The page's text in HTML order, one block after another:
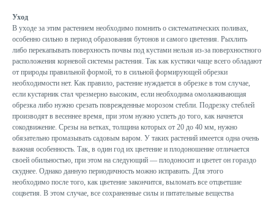
Уход
В уходе за этим растением необходимо помнить о систематических поливах,
особенно сильно в период образования бутонов и самого цветения. Рыхлить
либо перекапывать поверхность почвы под кустами нельзя из-за поверхностного
расположения корневой системы растения. Так как кустики чаще всего обладают
от природы правильной формой, то в сильной формирующей обрезки
необходимости нет. Как правило, растение нуждается в обрезке в том случае,
если кустарник стал чрезмерно высоким, если необходима омолаживающая
обрезка либо нужно срезать поврежденные морозом стебли. Подрезку стеблей
производят в весеннее время, при этом нужно успеть до того, как начнется
сокодвижение. Срезы на ветках, толщина которых от 20 до 40 мм, нужно
обязательно промазывать садовым варом. У таких растений имеется одна очень
важная особенность. Так, в один год их цветение и плодоношение отличается
своей обильностью, при этом на следующий ― плодоносит и цветет он гораздо
скуднее. Однако данную периодичность можно исправить. Для этого
необходимо после того, как цветение закончится, выломать все отцветшие
соцветия. В этом случае, все сохраненные силы и питательные вещества